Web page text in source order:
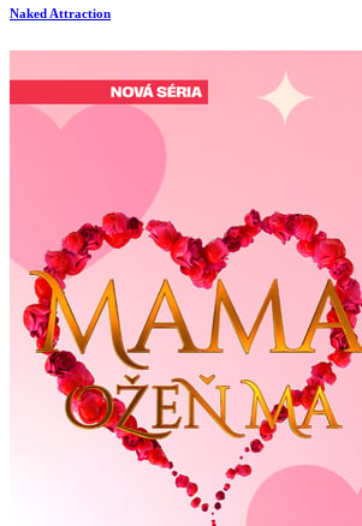
Naked Attraction